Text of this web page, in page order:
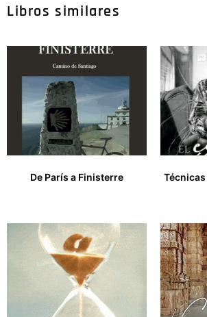
Libros similares
De París a Finisterre